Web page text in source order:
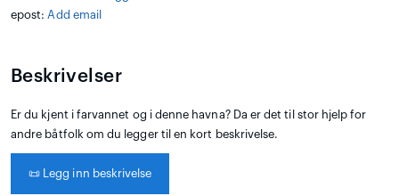
epost: Add email
Beskrivelser
Er du kjent i farvannet og i denne havna? Da er det til stor hjelp for
andre båtfolk om du legger til en kort beskrivelse.
📜 Legg inn beskrivelse